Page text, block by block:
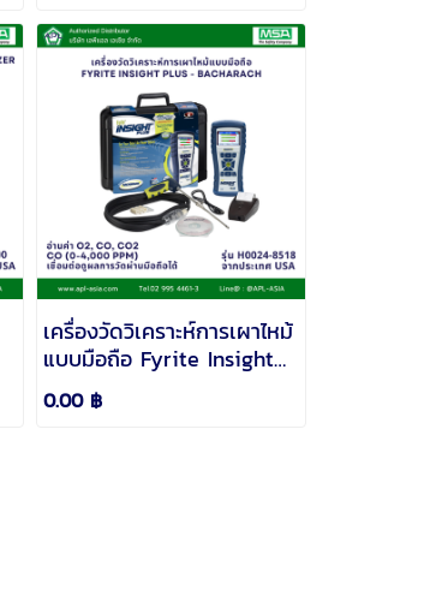
เครื่องวัดวิเคราะห์การเผาไหม้
แบบมือถือ Fyrite Insight
Plus - BACHARACH, USA
0.00 ฿